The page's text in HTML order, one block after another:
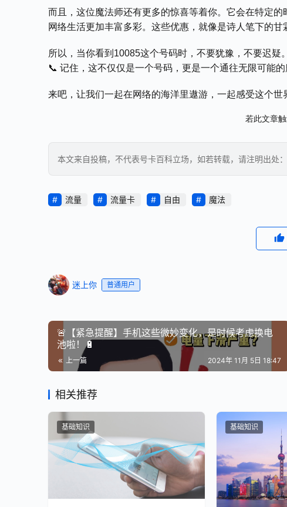
而且，这位魔法师还有更多的惊喜等着你。它会在特定
网络生活更加丰富多彩。这些优惠，就像是诗人笔下的甘
所以，当你看到10085这个号码时，不要犹豫，不要迟疑
📞 记住，这不仅仅是一个号码，更是一个通往无限可能的
来吧，让我们一起在网络的海洋里遨游，一起感受这个世
若此文章
本文来自投稿，不代表号卡百科立场，如若转载，请注明出
流量 流量卡 自由 魔法
迷上你 普通用户
🚨【紧急提醒】手机这些微妙变化，是时候考虑换电
池啦！🔋
上一篇 2024年 11月 5日 18:47
相关推荐
基础知识 基础知识